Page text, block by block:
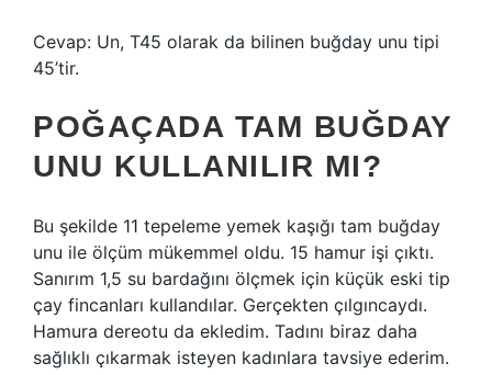
Cevap: Un, T45 olarak da bilinen buğday unu tipi
45’tir.
POĞAÇADA TAM BUĞDAY
UNU KULLANILIR MI?
Bu şekilde 11 tepeleme yemek kaşığı tam buğday
unu ile ölçüm mükemmel oldu. 15 hamur işi çıktı.
Sanırım 1,5 su bardağını ölçmek için küçük eski tip
çay fincanları kullandılar. Gerçekten çılgıncaydı.
Hamura dereotu da ekledim. Tadını biraz daha
sağlıklı çıkarmak isteyen kadınlara tavsiye ederim.